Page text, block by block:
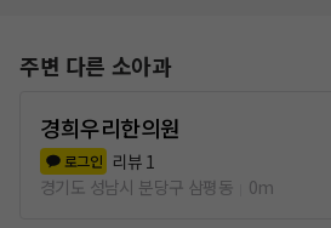
주변 다른 소아과
경희우리한의원
로그인 리뷰 1
경기도 성남시 분당구 삼평동
0m